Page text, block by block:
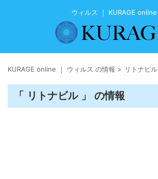
ウィルス ｜ KURAGE online
KURAGE online ｜ ウィルス の情報 > リトナビル
「 リトナビル 」 の情報